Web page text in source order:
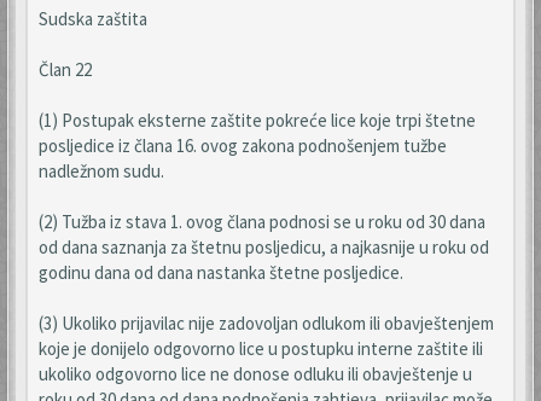
Sudska zaštita
Član 22
(1) Postupak eksterne zaštite pokreće lice koje trpi štetne
posljedice iz člana 16. ovog zakona podnošenjem tužbe
nadležnom sudu.
(2) Tužba iz stava 1. ovog člana podnosi se u roku od 30 dana
od dana saznanja za štetnu posljedicu, a najkasnije u roku od
godinu dana od dana nastanka štetne posljedice.
(3) Ukoliko prijavilac nije zadovoljan odlukom ili obavještenjem
koje je donijelo odgovorno lice u postupku interne zaštite ili
ukoliko odgovorno lice ne donose odluku ili obavještenje u